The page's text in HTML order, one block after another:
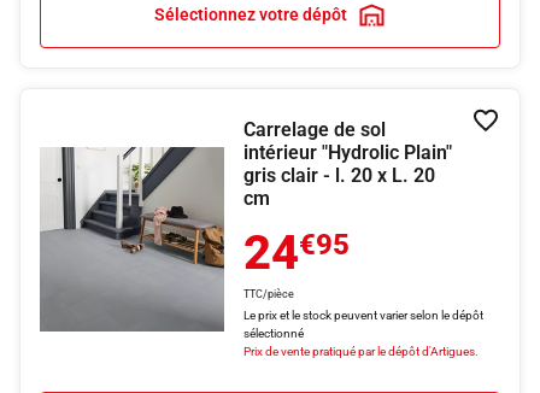
Sélectionnez votre dépôt
Carrelage de sol
intérieur "Hydrolic Plain"
gris clair - l. 20 x L. 20
cm
24€95
TTC/pièce
Le prix et le stock peuvent varier selon le dépôt
sélectionné
Prix de vente pratiqué par le dépôt d'Artigues.